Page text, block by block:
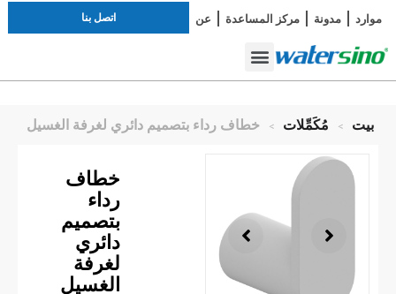
موارد مدونة مركز المساعدة عن اتصل بنا
بيت > مُكَمِّلات > خطاف رداء بتصميم دائري لغرفة الغسيل
خطاف
رداء
بتصميم
دائري
لغرفة
الغسيل